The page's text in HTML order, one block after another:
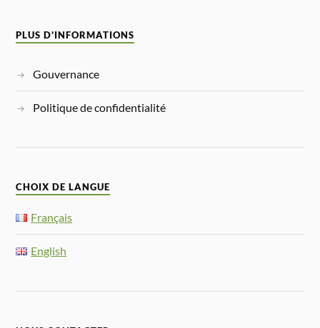
PLUS D’INFORMATIONS
Gouvernance
Politique de confidentialité
CHOIX DE LANGUE
Français
English